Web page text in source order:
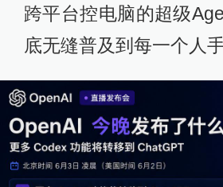
跨平台控电脑的超级
底无缝普及到每一个人手